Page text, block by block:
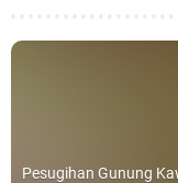
Pesugihan Gunung